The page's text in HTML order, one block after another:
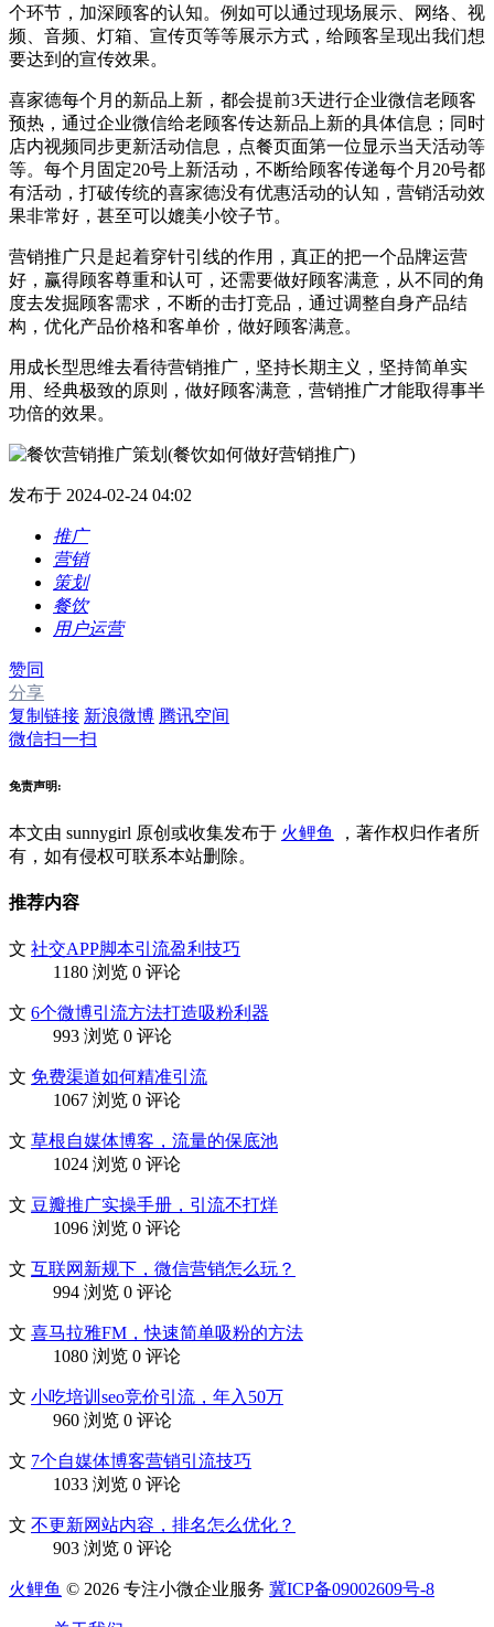
个环节，加深顾客的认知。例如可以通过现场展示、网络、视
频、音频、灯箱、宣传页等等展示方式，给顾客呈现出我们想
要达到的宣传效果。
喜家德每个月的新品上新，都会提前3天进行企业微信老顾客
预热，通过企业微信给老顾客传达新品上新的具体信息；同时
店内视频同步更新活动信息，点餐页面第一位显示当天活动等
等。每个月固定20号上新活动，不断给顾客传递每个月20号都
有活动，打破传统的喜家德没有优惠活动的认知，营销活动效
果非常好，甚至可以媲美小饺子节。
营销推广只是起着穿针引线的作用，真正的把一个品牌运营
好，赢得顾客尊重和认可，还需要做好顾客满意，从不同的角
度去发掘顾客需求，不断的击打竞品，通过调整自身产品结
构，优化产品价格和客单价，做好顾客满意。
用成长型思维去看待营销推广，坚持长期主义，坚持简单实
用、经典极致的原则，做好顾客满意，营销推广才能取得事半
功倍的效果。
发布于 2024-02-24 04:02
推广
营销
策划
餐饮
用户运营
赞同
分享
复制链接 新浪微博 腾讯空间
微信扫一扫
免责声明:
本文由 sunnygirl 原创或收集发布于 火鲤鱼
，著作权归作者所
有，如有侵权可联系本站删除。
推荐内容
文 社交APP脚本引流盈利技巧
1180 浏览 0 评论
文 6个微博引流方法打造吸粉利器
993 浏览 0 评论
文 免费渠道如何精准引流
1067 浏览 0 评论
文 草根自媒体博客，流量的保底池
1024 浏览 0 评论
文 豆瓣推广实操手册，引流不打烊
1096 浏览 0 评论
文 互联网新规下，微信营销怎么玩？
994 浏览 0 评论
文 喜马拉雅FM，快速简单吸粉的方法
1080 浏览 0 评论
文 小吃培训seo竞价引流，年入50万
960 浏览 0 评论
文 7个自媒体博客营销引流技巧
1033 浏览 0 评论
文 不更新网站内容，排名怎么优化？
903 浏览 0 评论
火鲤鱼 © 2026 专注小微企业服务 冀ICP备09002609号-8